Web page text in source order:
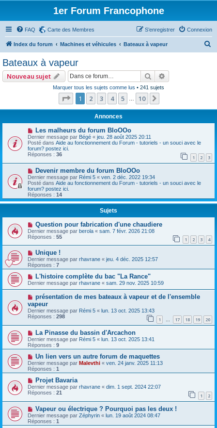
1er Forum Francophone
FAQ Carte des Membres Connexion
S’enregistrer
Index du forum Machines et véhicules Bateaux à vapeur
h
Bateaux à vapeur
Nouveau sujet Rechercher
Marquer tous les sujets comme lus • 241 sujets
Page 1sur
1 2 3 4 5 10
Annonces
Les malheurs du forum BloOOo
Dernier message par Bégé « jeu. 28 août 2025 20:11
Posté dans Aide au fonctionnement du Forum - tutoriels - un souci avec le
forum? postez ici.
Réponses : 36 1 2 3
Devenir membre du forum BloOOo
Dernier message par Rémi 5 « ven. 2 déc. 2022 19:34
Posté dans Aide au fonctionnement du Forum - tutoriels - un souci avec le
forum? postez ici.
Réponses : 14
Sujets
Question pour fabrication d'une chaudiere
Dernier message par berola « sam. 7 févr. 2026 21:08
Réponses : 55 1 2 3 4
Unique !
Dernier message par rhavrane « jeu. 4 déc. 2025 12:57
Réponses : 7
L'histoire complète du bac "La Rance"
Dernier message par rhavrane « sam. 29 nov. 2025 10:59
présentation de mes bateaux à vapeur et de l'ensemble
vapeur
Dernier message par Rémi 5 « lun. 13 oct. 2025 13:43
Réponses : 298 1 … 17 18 19 20
La Pinasse du bassin d'Arcachon
Dernier message par Rémi 5 « lun. 13 oct. 2025 13:41
Réponses : 9
Un lien vers un autre forum de maquettes
Dernier message par Malevthi « ven. 24 janv. 2025 11:13
Réponses : 1
Projet Bavaria
Dernier message par rhavrane « dim. 1 sept. 2024 22:07
Réponses : 21 1 2
Vapeur ou électrique ? Pourquoi pas les deux !
Dernier message par Zéphyrin « lun. 19 août 2024 08:47
Réponses : 1